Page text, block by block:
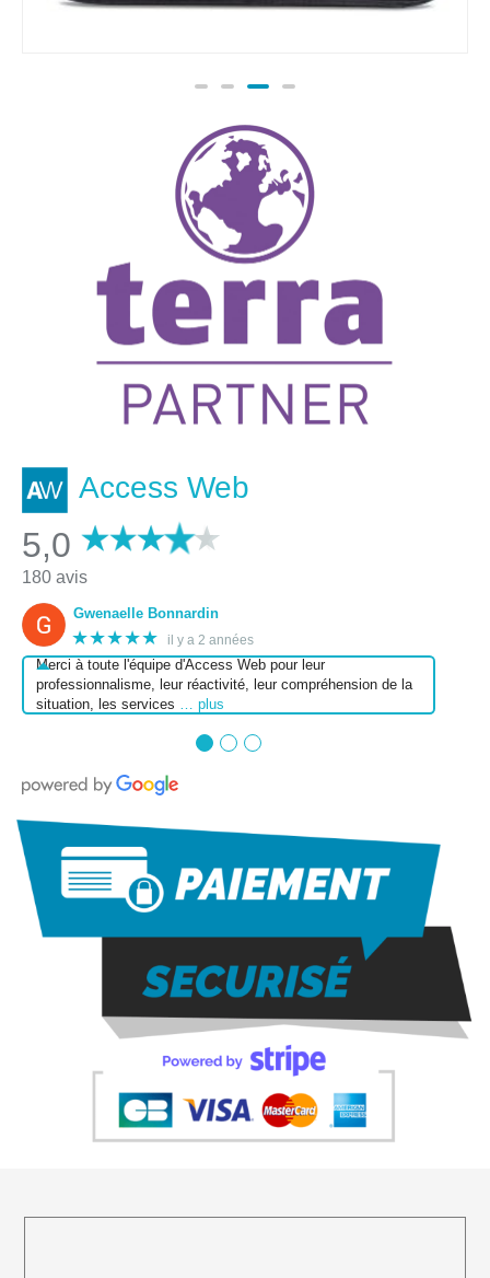
Access Web
5,0
180 avis
Gwenaelle Bonnardin
★★★★★ il y a 2 années
Merci à toute l'équipe d'Access Web pour leur
professionnalisme, leur réactivité, leur compréhension de la
situation, les services … plus
● ● ●